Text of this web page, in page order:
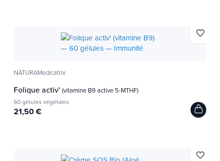
NATURAMedicatrix
Folique activ' (vitamine B9 active 5-MTHF)
60 gélules végétales
21,50 €
favorite_border
favorite_border